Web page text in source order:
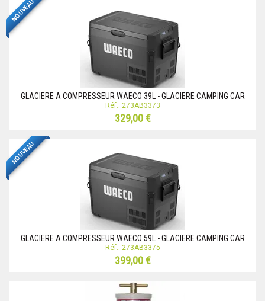
NOUVEAU
GLACIERE A COMPRESSEUR WAECO 39L - GLACIERE CAMPING CAR
Réf.: 273AB3373
329,00 €
NOUVEAU
GLACIERE A COMPRESSEUR WAECO 59L - GLACIERE CAMPING CAR
Réf.: 273AB3375
399,00 €